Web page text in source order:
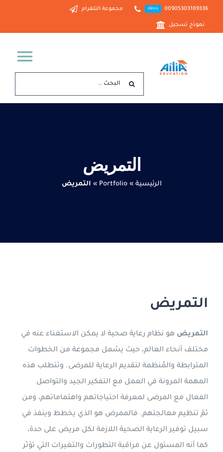
00905303109336
24hrs مجموعة التلغرام
نموذج تسجيل
الرئيسية
البحث
عن:
التمريض
الرئيسية »
Portfolio
» التمريض
التمريض
التمريض هو نظام رعاية صحية لا يمكن الاستغناء عنه في
مختلف أنحاء العالم، حيث يشمل مجموعة من الخطوات
المترابطة والمُنظمة لتقديم الرعاية للمرضى. وتتطلب هذه
المهمة المرونة في العمل مع التفكير الجيد والتواصل
الفعال مع المرضى لمعرفة احتياجاتهم واهتماماتهم، ومن
ثمّ تنظيم معالجتهم. فالممرض هو الذي يخطط وينفذ في
سبيل توفير الرعاية الصحية اللازمة لكل مريض على حدة،
كما أنه المسئول عن مراقبة التطورات والتغيرات التي تؤثر